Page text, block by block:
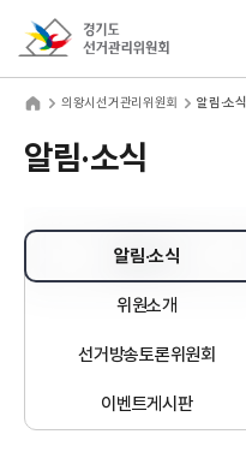
의왕시선거관리위원회 알림·소식
알림·소식
알림·소식
위원소개
선거방송토론위원회
이벤트게시판